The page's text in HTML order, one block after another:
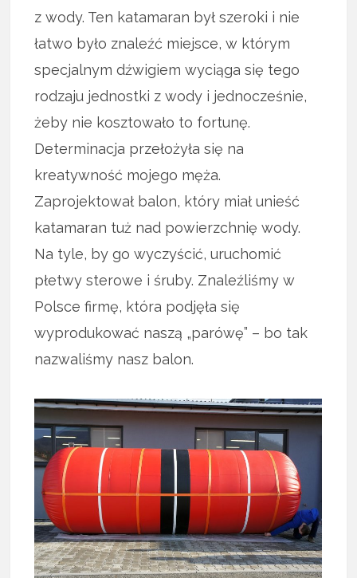
z wody. Ten katamaran był szeroki i nie
łatwo było znaleźć miejsce, w którym
specjalnym dźwigiem wyciąga się tego
rodzaju jednostki z wody i jednocześnie,
żeby nie kosztowało to fortunę.
Determinacja przełożyła się na
kreatywność mojego męża.
Zaprojektował balon, który miał unieść
katamaran tuż nad powierzchnię wody.
Na tyle, by go wyczyścić, uruchomić
płetwy sterowe i śruby. Znaleźliśmy w
Polsce firmę, która podjęła się
wyprodukować naszą „parówę” – bo tak
nazwaliśmy nasz balon.